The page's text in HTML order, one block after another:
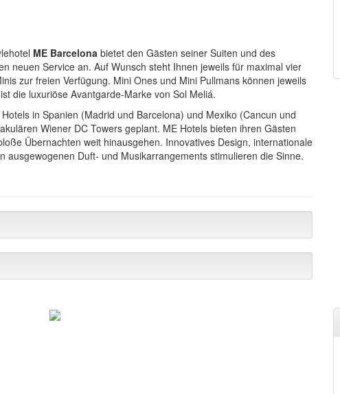
ME Barcelona bietet den Gästen seiner Suiten und des
neuen Service an. Auf Wunsch steht Ihnen jeweils für maximal vier
zur freien Verfügung. Mini Ones und Mini Pullmans können jeweils
die luxuriöse Avantgarde-Marke von Sol Meliá.
in Spa­nien (Madrid und Barcelona) und Mexiko (Cancun und
Wiener DC Towers geplant. ME Hotels bieten ihren Gästen
Übernachten weit hinausgehen. Innovatives Design, internationale
ausgewogenen Duft- und Musikarrangements stimulieren die Sinne.